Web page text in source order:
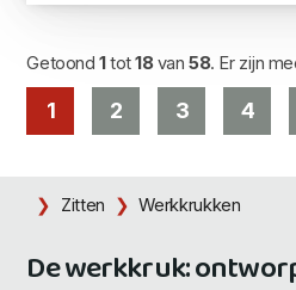
Getoond 1tot18van58. Er zijn
1 2 3 4
Zitten Werkkrukken
De werkkruk: